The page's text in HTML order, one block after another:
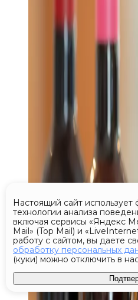
Настоящий сайт использует
технологии анализа
включая сервисы «Яндекс
Mail» (Top Mail) и
работу с сайтом, вы даете
обработку персональных
(куки) можно отключить в